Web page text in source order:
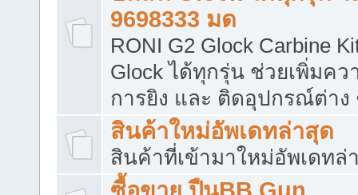
9698333 มด
RONI G2 Glock Carbine
Glock ได้ทุกรุ่น ช่วยเพิ่มค
การยิง และ ติดอุปกรณ์ต่าง
สินค้าใหม่อัพเดทล่าสุด
สินค้าที่เข้ามาใหม่อัพเดทล่